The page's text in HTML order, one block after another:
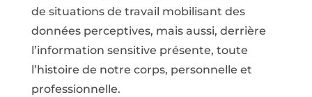
de situations de travail mobilisant des
données perceptives, mais aussi, derrière
l’information sensitive présente, toute
l’histoire de notre corps, personnelle et
professionnelle.